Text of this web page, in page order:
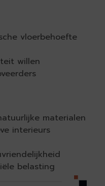
vloerbehoefte
willen
materialen
interieurs
belasting